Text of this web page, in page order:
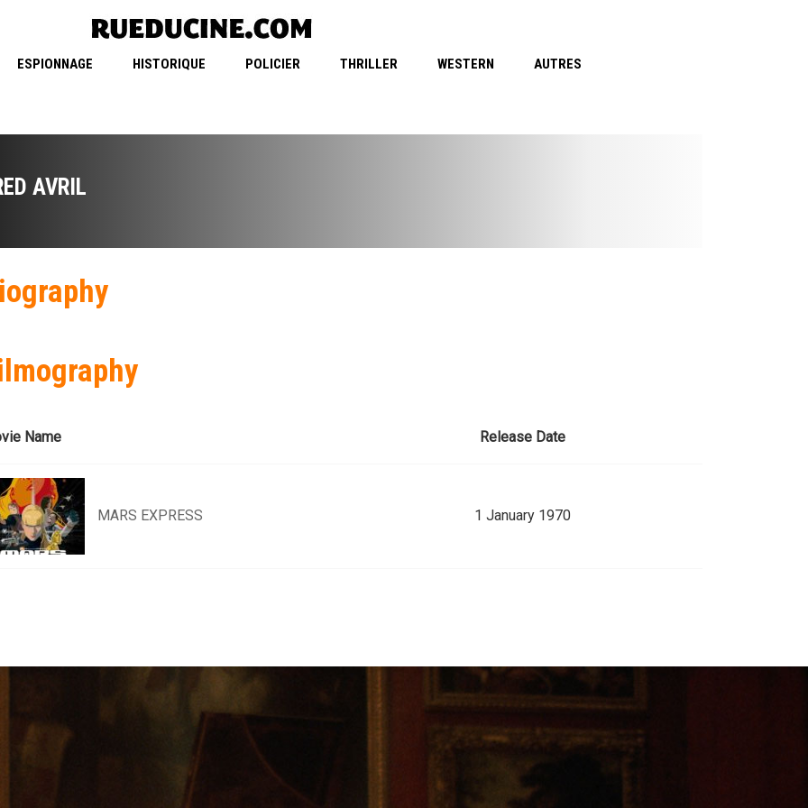
ESPIONNAGE HISTORIQUE POLICIER THRILLER WESTERN AUTRES
AVRIL
Name Release Date
MARS EXPRESS 1 January 1970